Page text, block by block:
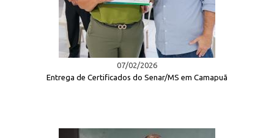
07/02/2026
Entrega de Certificados do Senar/MS em Camapuã